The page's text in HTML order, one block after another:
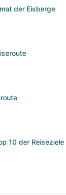
der Eisberge
10 der Reiseziele